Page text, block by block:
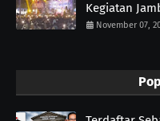
Kegiatan
November 07,